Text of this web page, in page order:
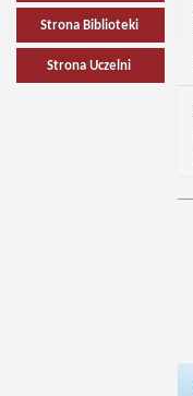
Strona Biblioteki
Strona Uczelni